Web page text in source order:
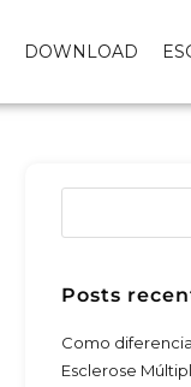
DOWNLOAD
Posts
Como
Esclerose